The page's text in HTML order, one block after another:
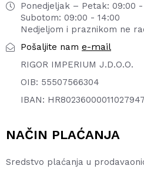
Ponedjeljak – Petak: 09:00 -
Subotom: 09:00 - 14:00
Nedjeljom i praznikom ne
Pošaljite nam e-mail
RIGOR IMPERIUM J.D.O.O.
OIB: 55507566304
IBAN:
NAČIN PLAĆANJA
Sredstvo plaćanja u